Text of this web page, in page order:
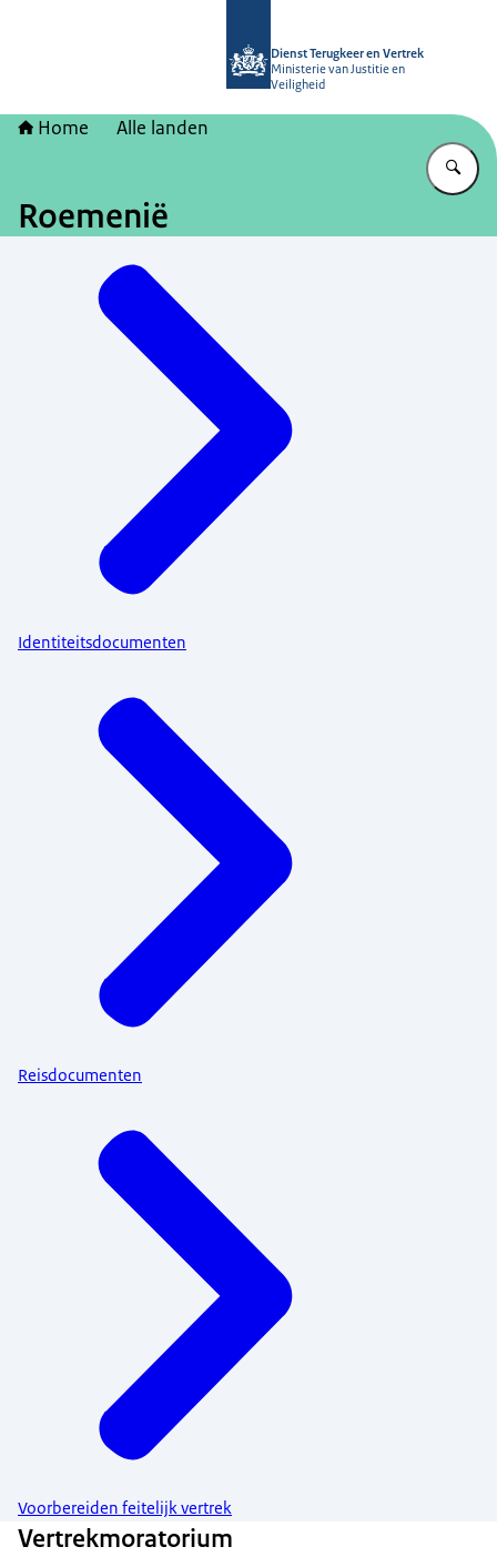
Dienst Terugkeer en Vertrek
Ministerie van Justitie en
Veiligheid
Home Alle landen
Roemenië
Identiteitsdocumenten
Reisdocumenten
Voorbereiden feitelijk vertrek
Vertrekmoratorium